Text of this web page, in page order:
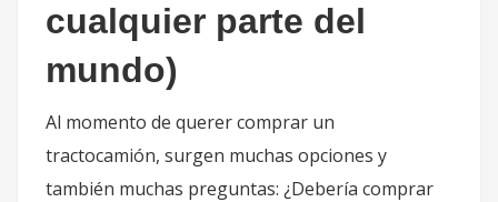
cualquier parte del
mundo)
Al momento de querer comprar un
tractocamión, surgen muchas opciones y
también muchas preguntas: ¿Debería comprar